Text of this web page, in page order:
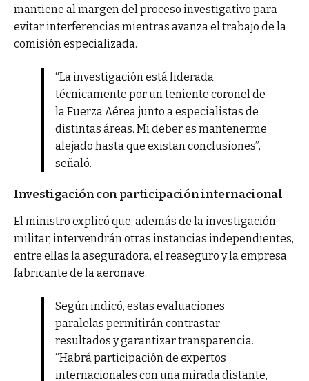
mantiene al margen del proceso investigativo para
evitar interferencias mientras avanza el trabajo de la
comisión especializada.
“La investigación está liderada
técnicamente por un teniente coronel de
la Fuerza Aérea junto a especialistas de
distintas áreas. Mi deber es mantenerme
alejado hasta que existan conclusiones”,
señaló.
Investigación con participación internacional
El ministro explicó que, además de la investigación
militar, intervendrán otras instancias independientes,
entre ellas la aseguradora, el reaseguro y la empresa
fabricante de la aeronave.
Según indicó, estas evaluaciones
paralelas permitirán contrastar
resultados y garantizar transparencia.
“Habrá participación de expertos
internacionales con una mirada distante,